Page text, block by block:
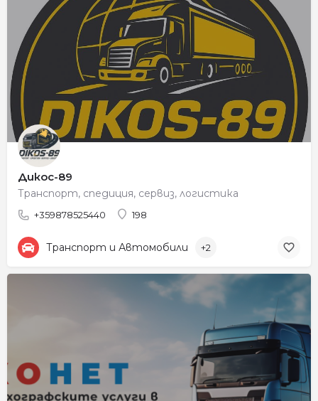
Дикос-89
Транспорт, спедиция, сервиз, логистика
+359878525440 198
Транспорт и Автомобили +2